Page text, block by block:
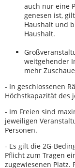
auch nur eine
genesen ist,
Haushalt und
Haushalt.
weitgehender
mehr
- In geschlossenen
Höchstkapazität des
- Im Freien sind
jeweiligen
Personen.
- Es gilt die 2G-
Pflicht zum Tragen
zugewiesenen Platz.